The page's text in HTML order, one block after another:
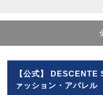
【公式】 DESCENTE
ァッション・アパレル